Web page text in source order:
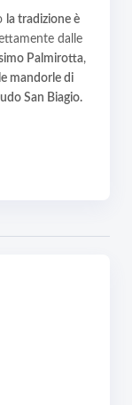
la tradizione è
dalle
Palmirotta,
mandorle di
San Biagio.